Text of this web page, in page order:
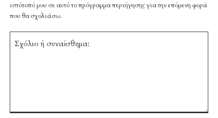
ιστότοπό μου σε αυτό το πρόγραμμα περιήγησης για την επόμενη φορά
που θα σχολιάσω.